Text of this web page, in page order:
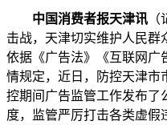
中国消费者报天津讯
击战，天津切实维护人民群
依据《广告法》《互联网广
情规定，近日，防控天津市
控期间广告监管工作发布了
度，监管严厉打击各类虚